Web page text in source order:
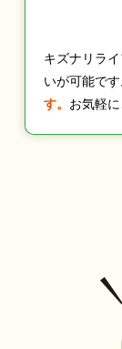
キズナリラ
いが可能です
す。 お気軽に